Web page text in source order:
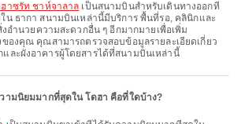
าซรัท ชาห์จาลาล เป็นสนามบินสำหรับเดินทางออกที่
น ธากา สนามบินเหล่านี้มีบริการ พื้นที่รอ, คลินิกและ
อำนวยความสะดวกอื่น ๆ อีกมากมายเพื่อเพิ่ม
องคุณ คุณสามารถตรวจสอบข้อมูลรายละเอียดเกี่ยว
ละผังอาคารผู้โดยสารได้ที่สนามบินเหล่านี้
ามนิยมมากที่สุดใน โดฮา คือที่ใดบ้าง?